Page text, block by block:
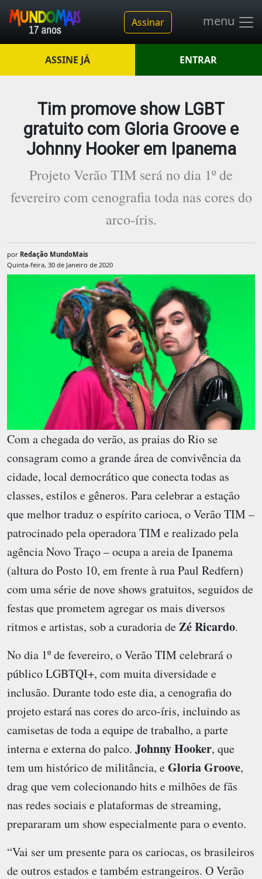
Assinar menu
ASSINE JÁ ENTRAR
Tim promove show LGBT
gratuito com Gloria Groove e
Johnny Hooker em Ipanema
Projeto Verão TIM será no dia 1º de
fevereiro com cenografia toda nas cores do
arco-íris.
por Redação MundoMais
Quinta-feira, 30 de Janeiro de 2020
Com a chegada do verão, as praias do Rio se
consagram como a grande área de convivência da
cidade, local democrático que conecta todas as
classes, estilos e gêneros. Para celebrar a estação
que melhor traduz o espírito carioca, o Verão TIM –
patrocinado pela operadora TIM e realizado pela
agência Novo Traço – ocupa a areia de Ipanema
(altura do Posto 10, em frente à rua Paul Redfern)
com uma série de nove shows gratuitos, seguidos de
festas que prometem agregar os mais diversos
ritmos e artistas, sob a curadoria deZé Ricardo.
No dia 1º de fevereiro, o Verão TIM celebrará o
público LGBTQI+, com muita diversidade e
inclusão. Durante todo este dia, a cenografia do
projeto estará nas cores do arco-íris, incluindo as
camisetas de toda a equipe de trabalho, a parte
interna e externa do palco. Johnny Hooker, que
tem um histórico de militância, eGloria Groove,
drag que vem colecionando hits e milhões de fãs
nas redes sociais e plataformas de streaming,
prepararam um show especialmente para o evento.
“Vai ser um presente para os cariocas, os brasileiros
de outros estados e também estrangeiros. O Verão